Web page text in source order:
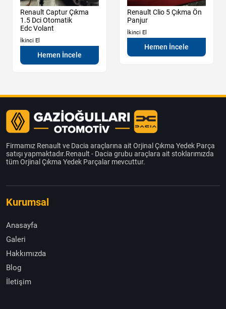
Renault Captur Çıkma
1.5 Dci Otomatik
Edc Volant
İkinci El
Hemen İncele
Renault Clio 5 Çıkma Ön
Panjur
İkinci El
Hemen İncele
Firmamız Renault ve Dacia araçlarına ait Orjinal Çıkma Yedek Parça
satışı yapmaktadır.Renault - Dacia grubu araçlara ait stoklarımızda
tüm Orjinal Çıkma Yedek Parçalar mevcuttur.
Kurumsal
Anasayfa
Galeri
Hakkımızda
Blog
İletişim